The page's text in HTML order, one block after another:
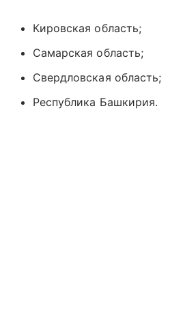
Кировская область;
Самарская область;
Свердловская область;
Республика Башкирия.